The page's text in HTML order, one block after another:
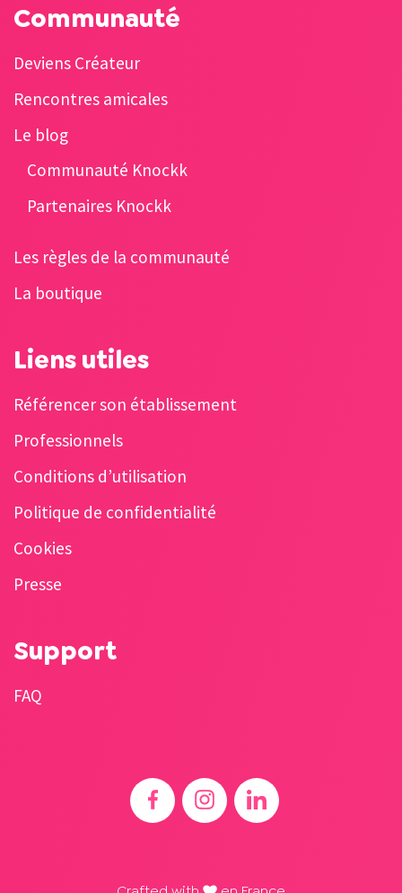
Communauté
Deviens Créateur
Rencontres amicales
Le blog
Communauté Knockk
Partenaires Knockk
Les règles de la communauté
La boutique
Liens utiles
Référencer son établissement
Professionnels
Conditions d’utilisation
Politique de confidentialité
Cookies
Presse
Support
FAQ